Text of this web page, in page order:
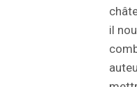
il